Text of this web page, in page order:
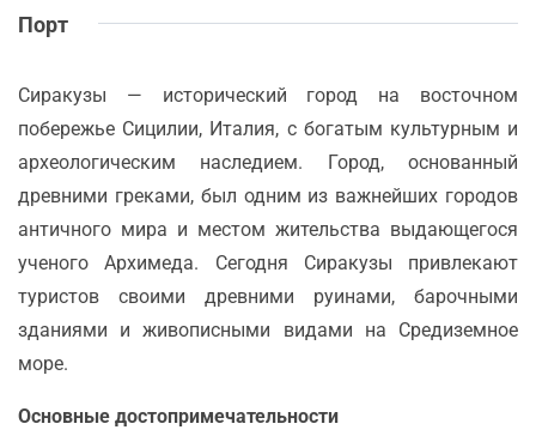
Порт
Сиракузы — исторический город на восточном
побережье Сицилии, Италия, с богатым культурным и
археологическим наследием. Город, основанный
древними греками, был одним из важнейших городов
античного мира и местом жительства выдающегося
ученого Архимеда. Сегодня Сиракузы привлекают
туристов своими древними руинами, барочными
зданиями и живописными видами на Средиземное
море.
Основные достопримечательности